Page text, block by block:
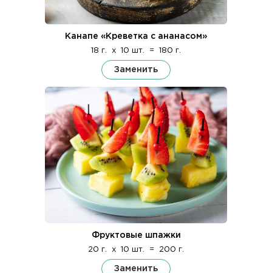
Канапе «Креветка с ананасом»
18 г. x 10 шт. = 180 г.
Заменить
Фруктовые шпажки
20 г. x 10 шт. = 200 г.
Заменить